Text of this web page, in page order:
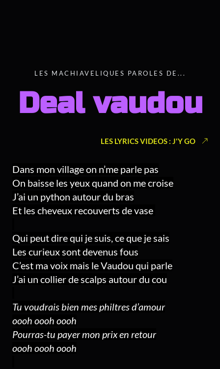
LES MACHIAVELIQUES PAROLES DE...
Deal vaudou
LES LYRICS VIDEOS : J'Y GO
Dans mon village on n’me parle pas
On baisse les yeux quand on me croise
J’ai un python autour du bras
Et les cheveux recouverts de vase
Qui peut dire qui je suis, ce que je sais
Les curieux sont devenus fous
C’est ma voix mais le Vaudou qui parle
J’ai un collier de scalps autour du cou
Tu voudrais bien mes philtres d’amour
oooh oooh oooh
Pourras-tu payer mon prix en retour
oooh oooh oooh